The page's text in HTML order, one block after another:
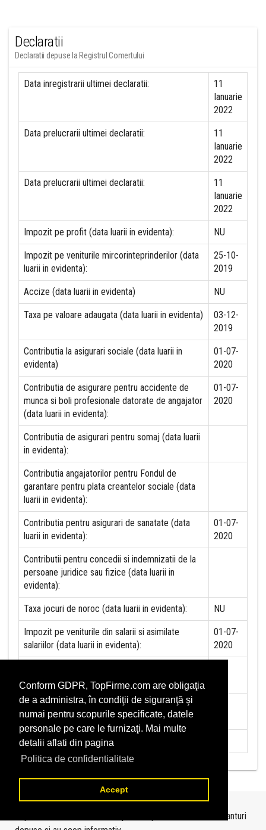
Conform GDPR, TopFirme.com are obligaţia
de a administra, în condiţii de siguranţă şi
numai pentru scopurile specificate, datele
personale pe care le furnizaţi. Mai multe
detalii aflati din pagina
Politica de confidentialitate
Accept
Declaratii
Declaratii depuse la Registrul Comertului
Data inregistrarii ultimei declaratii:
11
Ianuarie
2022
Data prelucrarii ultimei declaratii:
11
Ianuarie
2022
Data prelucrarii ultimei declaratii:
11
Ianuarie
2022
Impozit pe profit (data luarii in evidenta): NU
Impozit pe veniturile mircorinteprinderilor (data
luarii in evidenta):
25-10-
2019
Accize (data luarii in evidenta) NU
Taxa pe valoare adaugata (data luarii in evidenta)
03-12-
2019
Contributia la asigurari sociale (data luarii in
evidenta)
01-07-
2020
Contributia de asigurare pentru accidente de
munca si boli profesionale datorate de angajator
(data luarii in evidenta):
01-07-
2020
Contributia de asigurari pentru somaj (data luarii
in evidenta):
Contributia angajatorilor pentru Fondul de
garantare pentru plata creantelor sociale (data
luarii in evidenta):
Contributia pentru asigurari de sanatate (data
luarii in evidenta):
01-07-
2020
Contributii pentru concedii si indemnizatii de la
persoane juridice sau fizice (data luarii in
evidenta):
Taxa jocuri de noroc (data luarii in evidenta): NU
Impozit pe veniturile din salarii si asimilate
salariilor (data luarii in evidenta):
01-07-
2020
productia interna (data luarii in evidenta):
Redevente miniere/Venituri din concesiuni si
inchirieri (data luarii in evidenta):
Redevente petroliere (data luarii in evidenta):
pe baza ultimelor bilanturi